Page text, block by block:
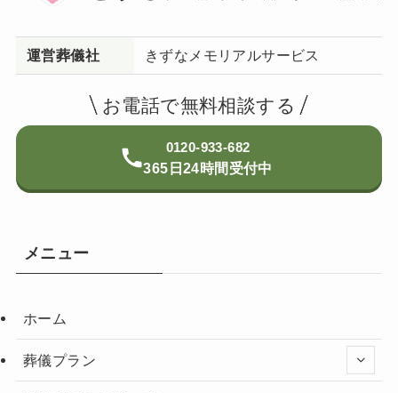
運営葬儀社 きずなメモリアルサービス
お電話で無料相談する
0120-933-682
365日24時間受付中
メニュー
ホーム
葬儀プラン